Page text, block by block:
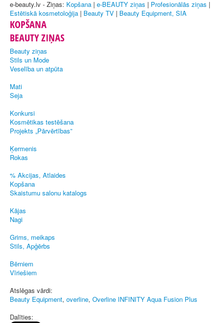
e-beauty.lv - Ziņas: Kopšana | e-BEAUTY ziņas | Profesionālās ziņas |
Estētiskā kosmetoloģija | Beauty TV | Beauty Equipment, SIA
KOPŠANA
BEAUTY ZIŅAS
Beauty ziņas
Stils un Mode
Veselība un atpūta
Mati
Seja
Konkursi
Kosmētikas testēšana
Projekts „Pārvērtības”
Ķermenis
Rokas
% Akcijas, Atlaides
Kopšana
Skaistumu salonu katalogs
Kājas
Nagi
Grims, meikaps
Stils, Apģērbs
Bērniem
Vīriešiem
Atslēgas vārdi:
Beauty Equipment, overline, Overline INFINITY Aqua Fusion Plus
Dalīties: